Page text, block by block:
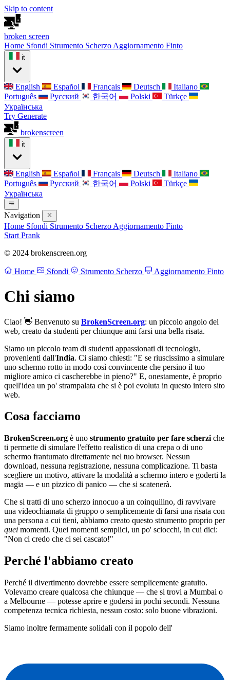
Skip to content
broken screen
Home Sfondi Strumento Scherzo Aggiornamento Finto
it
English Español Français Deutsch
Italiano
Português
Русский 한국어 Polski
Türkçe
Українська
Try Generate
brokenscreen
it
English Español Français Deutsch
Italiano
Português
Русский 한국어 Polski
Türkçe
Українська
Navigation
Home Sfondi Strumento Scherzo Aggiornamento Finto
Start Prank
© 2024 brokenscreen.org
Home Sfondi Strumento Scherzo Aggiornamento Finto
Chi siamo
Ciao! 👋 Benvenuto su BrokenScreen.org: un piccolo angolo del
web, creato da studenti per chiunque ami farsi una bella risata.
Siamo un piccolo team di studenti appassionati di tecnologia,
provenienti dall'India. Ci siamo chiesti: "E se riuscissimo a simulare
uno schermo rotto in modo così convincente che persino il tuo
migliore amico ci cascherebbe in pieno?" E, onestamente, è proprio
quell'idea un po' strampalata che si è poi evoluta in questo intero sito
web.
Cosa facciamo
BrokenScreen.org è uno strumento gratuito per fare scherzi che
ti permette di simulare l'effetto realistico di una crepa o di uno
schermo frantumato direttamente nel tuo browser. Nessun
download, nessuna registrazione, nessuna complicazione. Ti basta
scegliere un motivo, attivare la modalità a schermo intero e goderti la
magia — e un pizzico di panico — che si scatenerà.
Che si tratti di uno scherzo innocuo a un coinquilino, di ravvivare
una videochiamata di gruppo o semplicemente di farsi una risata con
una persona a cui tieni, abbiamo creato questo strumento proprio per
quei momenti. Quei momenti semplici, un po' sciocchi, in cui dici:
"Non ci credo che ci sei cascato!"
Perché l'abbiamo creato
Perché il divertimento dovrebbe essere semplicemente gratuito.
Volevamo creare qualcosa che chiunque — che si trovi a Mumbai o
a Melbourne — potesse aprire e godersi in pochi secondi. Nessuna
competenza tecnica richiesta, nessun costo: solo buone vibrazioni.
Siamo inoltre fermamente solidali con il popolo dell'